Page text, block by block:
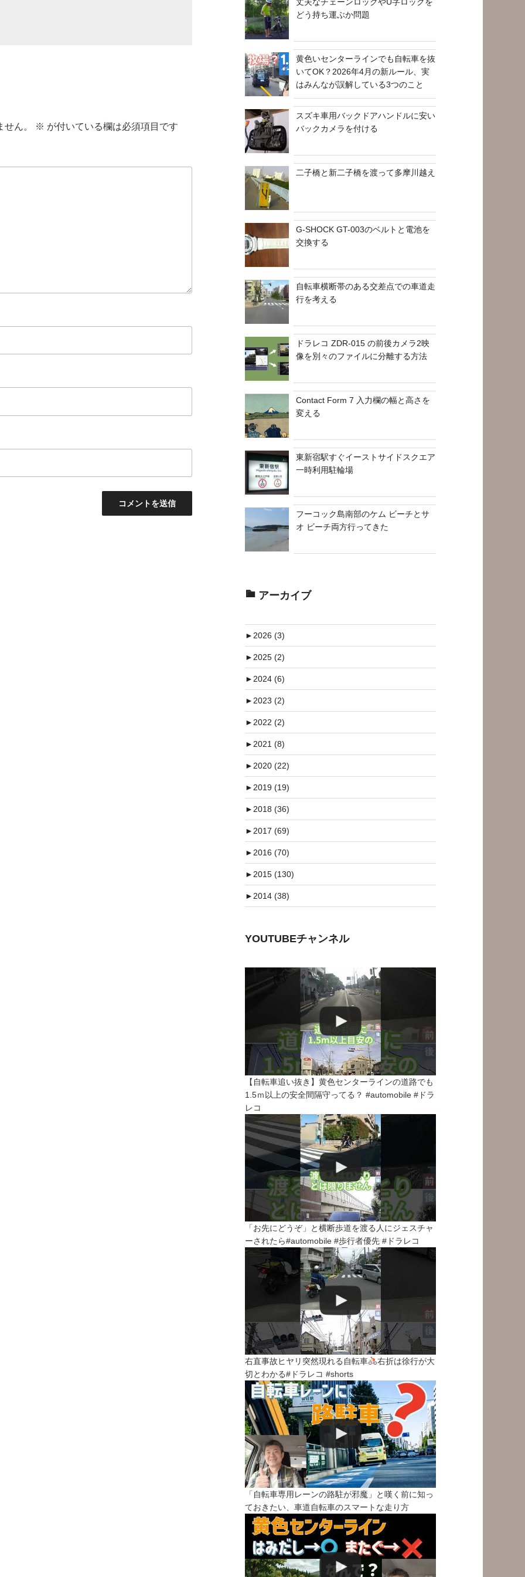
ん。 ※ が付いている欄は必須項目です
どう持ち運ぶか問題
黄色いセンターラインでも自転車を抜
いてOK？2026年4月の新ルール、実
はみんなが誤解している3つのこと
スズキ車用バックドアハンドルに安い
バックカメラを付ける
二子橋と新二子橋を渡って多摩川越え
G-SHOCK GT-003のベルトと電池を
交換する
自転車横断帯のある交差点での車道走
行を考える
ドラレコ ZDR-015 の前後カメラ2映
像を別々のファイルに分離する方法
Contact Form 7 入力欄の幅と高さを
変える
東新宿駅すぐイーストサイドスクエア
一時利用駐輪場
フーコック島南部のケム ビーチとサ
オ ビーチ両方行ってきた
アーカイブ
►2026 (3)
►2025 (2)
►2024 (6)
►2023 (2)
►2022 (2)
►2021 (8)
►2020 (22)
►2019 (19)
►2018 (36)
►2017 (69)
►2016 (70)
►2015 (130)
►2014 (38)
YOUTUBEチャンネル
【自転車追い抜き】黄色センターラインの道路でも
1.5ｍ以上の安全間隔守ってる？ #automobile #ドラ
レコ
「お先にどうぞ」と横断歩道を渡る人にジェスチャ
ーされたら#automobile #歩行者優先 #ドラレコ
右直事故ヒヤリ突然現れる自転車
右折は徐行が大
切とわかる#ドラレコ #shorts
「自転車専用レーンの路駐が邪魔」と嘆く前に知っ
ておきたい、車道自転車のスマートな走り方